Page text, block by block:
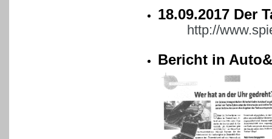
18.09.2017 Der
http://
Bericht in